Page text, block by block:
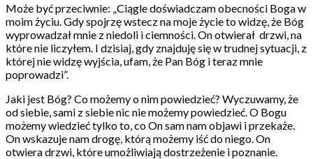
Może być przeciwnie: „Ciągle doświadczam obecności Boga w
moim życiu. Gdy spojrzę wstecz na moje życie to widzę, że Bóg
wyprowadzał mnie z niedoli i ciemności. On otwierał drzwi, na
które nie liczyłem. I dzisiaj, gdy znajduję się w trudnej sytuacji, z
której nie widzę wyjścia, ufam, że Pan Bóg i teraz mnie
poprowadzi”.
Jaki jest Bóg? Co możemy o nim powiedzieć? Wyczuwamy, że
od siebie, sami z siebie nic nie możemy powiedzieć. O Bogu
możemy wiedzieć tylko to, co On sam nam objawi i przekaże.
On wskazuje nam drogę, którą możemy iść do niego. On
otwiera drzwi, które umożliwiają dostrzeżenie i poznanie.